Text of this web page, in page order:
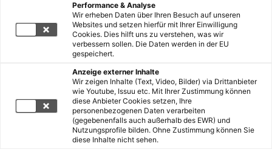
Performance & Analyse
Wir erheben Daten über Ihren Besuch auf unseren
Websites und setzen hierfür mit Ihrer Einwilligung
Cookies. Dies hilft uns zu verstehen, was wir
verbessern sollen. Die Daten werden in der EU
gespeichert.
Anzeige externer Inhalte
Wir zeigen Inhalte (Text, Video, Bilder) via Drittanbieter
wie Youtube, Issuu etc. Mit Ihrer Zustimmung können
diese Anbieter Cookies setzen, Ihre
personenbezogenen Daten verarbeiten
(gegebenenfalls auch außerhalb des EWR) und
Nutzungsprofile bilden. Ohne Zustimmung können Sie
diese Inhalte nicht sehen.